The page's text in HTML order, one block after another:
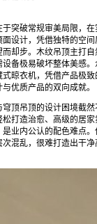
突破常规审美局限，
设计，凭借独特的空
却步。木纹吊顶主打
备极易破坏整体美感
晾衣机，凭借产品极
优质产品的双向成就。
顶吊顶的设计困境截
打造治愈、高级的居
业内公认的配色难点
混乱，很难打造出干